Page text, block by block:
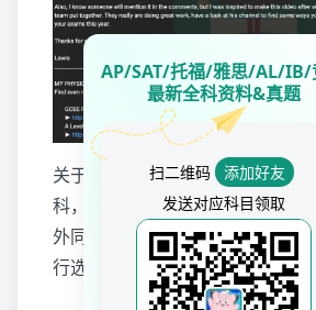
关于其他学科的学习博主我个人
科，所以没有太详细的了解，但
外同学推荐不错的网站都放在这
行选择～
AP/SAT/托福/雅思/AL/IB/
最新全科资料&真题
扫二维码
添加好友
发送对应科目领取